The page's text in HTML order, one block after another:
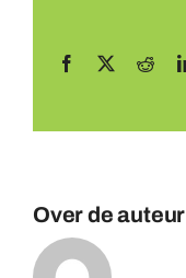
Facebook
Over de